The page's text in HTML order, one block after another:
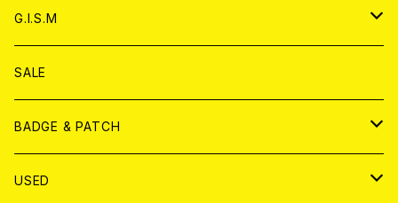
ANALOG
ANALOG
CD
ANALOG
アナログ
DVD
T-shirt & WEAR
G.I.S.M
CD
ANALOG
T-SHIRT & WEAR
SALE
BADGE & PATCH
BADGE
USED